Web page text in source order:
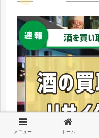
メニュー ホーム